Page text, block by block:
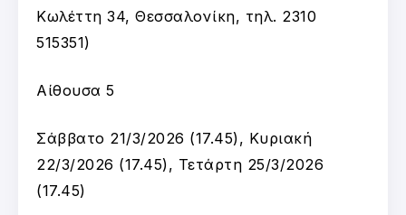
Κωλέττη 34, Θεσσαλονίκη, τηλ. 2310
515351)
Αίθουσα 5
Σάββατο 21/3/2026 (17.45), Κυριακή
22/3/2026 (17.45), Τετάρτη 25/3/2026
(17.45)